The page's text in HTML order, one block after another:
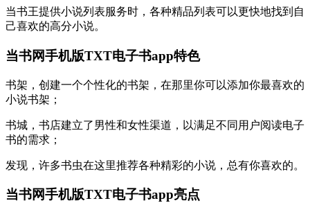
当书王提供小说列表服务时，各种精品列表可以更快地找到自
己喜欢的高分小说。
当书网手机版TXT电子书app特色
书架，创建一个个性化的书架，在那里你可以添加你最喜欢的
小说书架；
书城，书店建立了男性和女性渠道，以满足不同用户阅读电子
书的需求；
发现，许多书虫在这里推荐各种精彩的小说，总有你喜欢的。
当书网手机版TXT电子书app亮点